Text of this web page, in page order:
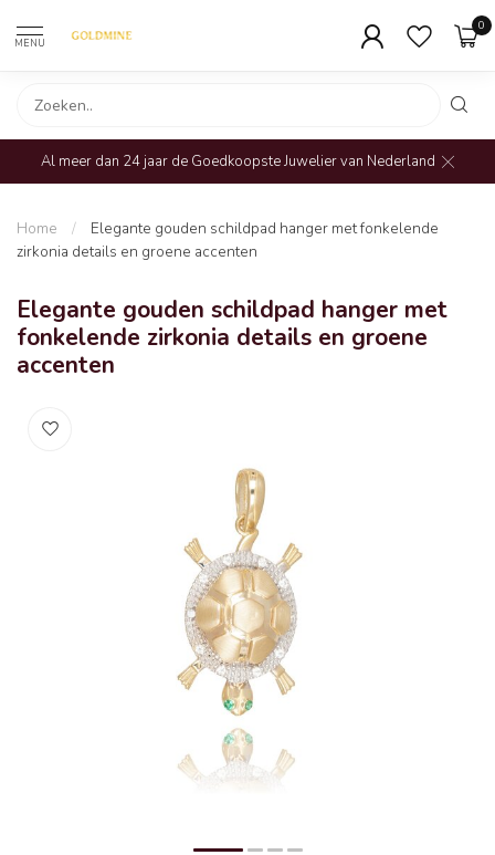
MENU
0
Al meer dan 24 jaar de Goedkoopste Juwelier van Nederland
Home /
Elegante gouden schildpad hanger met fonkelende
zirkonia details en groene accenten
Elegante gouden schildpad hanger met
fonkelende zirkonia details en groene
accenten